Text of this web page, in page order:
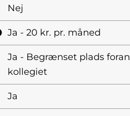
Nej
Ja - 20 kr. pr. måned
Ja - Begrænset plads foran
kollegiet
Ja